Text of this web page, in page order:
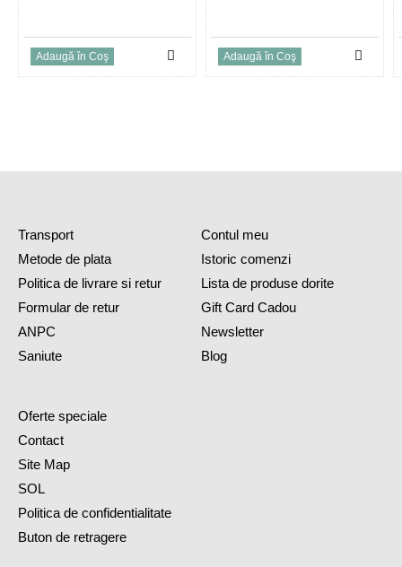
Adaugă în Coş Adaugă în Coş
Transport
Metode de plata
Politica de livrare si retur
Formular de retur
ANPC
Saniute
Contul meu
Istoric comenzi
Lista de produse dorite
Gift Card Cadou
Newsletter
Blog
Oferte speciale
Contact
Site Map
SOL
Politica de confidentialitate
Buton de retragere